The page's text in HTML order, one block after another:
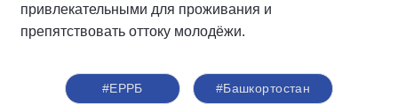
привлекательными для проживания и
препятствовать оттоку молодёжи.
#ЕРРБ #Башкортостан